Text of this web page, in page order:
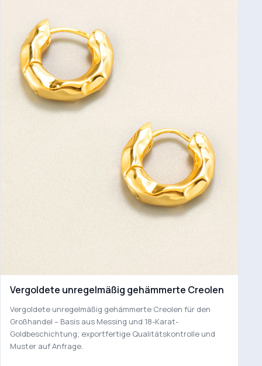
Vergoldete unregelmäßig gehämmerte Creolen
Vergoldete unregelmäßig gehämmerte Creolen für den
Großhandel – Basis aus Messing und 18-Karat-
Goldbeschichtung; exportfertige Qualitätskontrolle und
Muster auf Anfrage.